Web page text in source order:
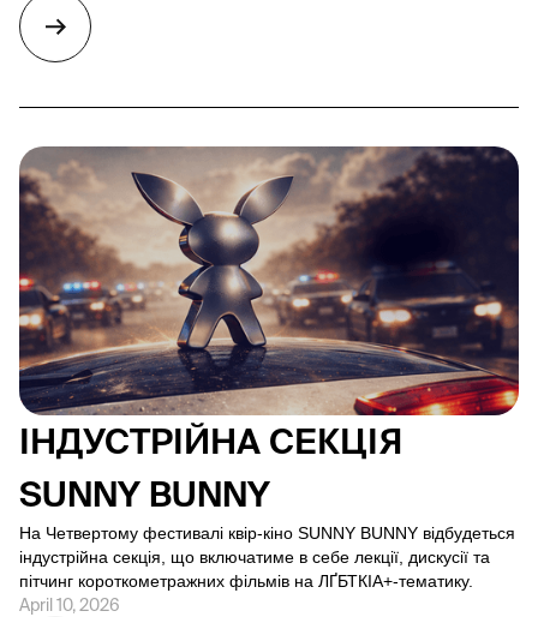
ІНДУСТРІЙНА СЕКЦІЯ
SUNNY BUNNY
На Четвертому фестивалі квір-кіно SUNNY BUNNY відбудеться
індустрійна секція, що включатиме в себе лекції, дискусії та
пітчинг короткометражних фільмів на ЛҐБТКІА+-тематику.
April 10, 2026